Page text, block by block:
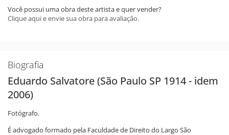
Você possui uma obra deste artista e quer vender?
Clique aqui e envie sua obra para avaliação.
Biografia
Eduardo Salvatore (São Paulo SP 1914 - idem
2006)
Fotógrafo.
É advogado formado pela Faculdade de Direito do Largo São